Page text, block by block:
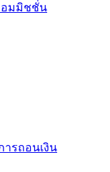
อมมิชชั่น
ารถอนเงิน